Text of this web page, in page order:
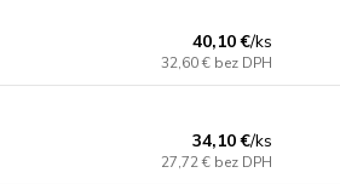
40,10 €/ks
32,60 € bez DPH
34,10 €/ks
27,72 € bez DPH